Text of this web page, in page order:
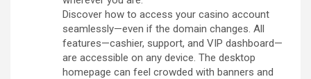
Discover how to access your casino account
seamlessly—even if the domain changes. All
features—cashier, support, and VIP dashboard—
are accessible on any device. The desktop
homepage can feel crowded with banners and